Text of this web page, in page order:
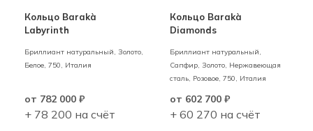
Кольцо Barakà
Labyrinth
Бриллиант натуральный, Золото,
Белое, 750, Италия
от 782 000 ₽
+ 78 200 на счёт
Кольцо Barakà
Diamonds
Бриллиант натуральный,
Сапфир, Золото, Нержавеющая
сталь, Розовое, 750, Италия
от 602 700 ₽
+ 60 270 на счёт